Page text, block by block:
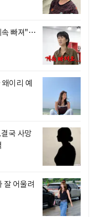
속 빠져"…
이리 예
국 사망
잘 어울려